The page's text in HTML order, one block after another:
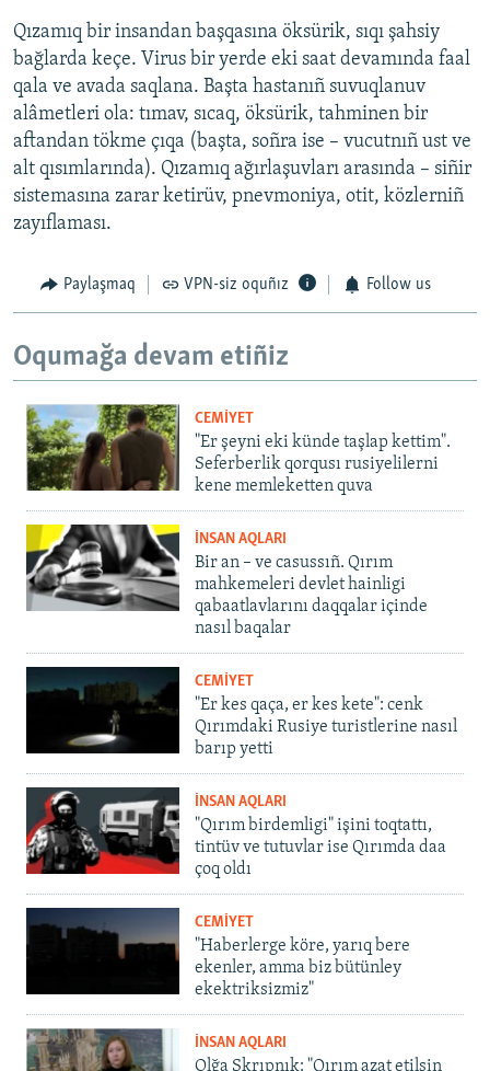
Qızamıq bir insandan başqasına öksürik, sıqı şahsiy
bağlarda keçe. Virus bir yerde eki saat devamında faal
qala ve avada saqlana. Başta hastanıñ suvuqlanuv
alâmetleri ola: tımav, sıcaq, öksürik, tahminen bir
aftandan tökme çıqa (başta, soñra ise – vucutnıñ ust ve
alt qısımlarında). Qızamıq ağırlaşuvları arasında – siñir
sistemasına zarar ketirüv, pnevmoniya, otit, közlerniñ
zayıflaması.
Paylaşmaq VPN-siz oquñız Follow us
Oqumağa devam etiñiz
CEMİYET
"Er şeyni eki künde taşlap kettim".
Seferberlik qorqusı rusiyelilerni
kene memleketten quva
İNSAN AQLARI
Bir an – ve casussıñ. Qırım
mahkemeleri devlet hainligi
qabaatlavlarını daqqalar içinde
nasıl baqalar
CEMİYET
"Er kes qaça, er kes kete": cenk
Qırımdaki Rusiye turistlerine nasıl
barıp yetti
İNSAN AQLARI
"Qırım birdemligi" işini toqtattı,
tintüv ve tutuvlar ise Qırımda daa
çoq oldı
CEMİYET
"Haberlerge köre, yarıq bere
ekenler, amma biz bütünley
ekektriksizmiz"
İNSAN AQLARI
Olğa Skrıpnık: "Qırım azat etilsin